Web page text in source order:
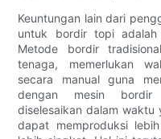
Keuntungan lain dari
untuk bordir topi adalah
Metode bordir
tenaga, memerlukan
secara manual guna
dengan mesin bordir
diselesaikan dalam waktu
dapat memproduksi